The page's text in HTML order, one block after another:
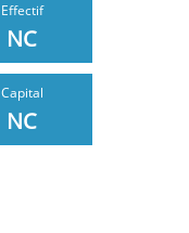
Effectif
NC
Capital
NC